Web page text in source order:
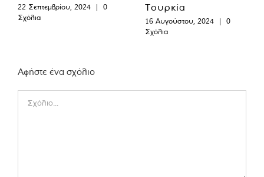
22 Σεπτεμβρίου, 2024 |
0
Σχόλια
Τουρκία
16 Αυγούστου, 2024 |
0
Σχόλια
Αφήστε ένα σχόλιο